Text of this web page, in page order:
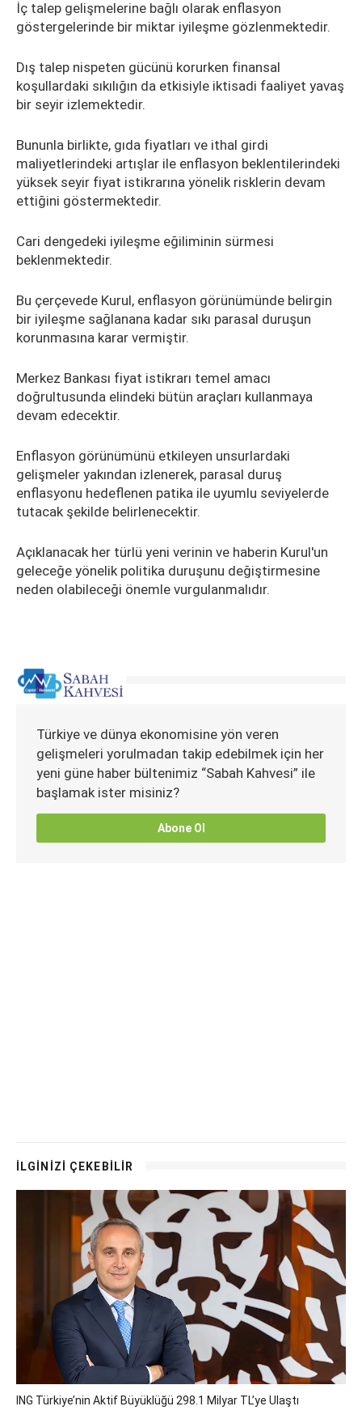
İç talep gelişmelerine bağlı olarak enflasyon
göstergelerinde bir miktar iyileşme gözlenmektedir.
Dış talep nispeten gücünü korurken finansal
koşullardaki sıkılığın da etkisiyle iktisadi faaliyet yavaş
bir seyir izlemektedir.
Bununla birlikte, gıda fiyatları ve ithal girdi
maliyetlerindeki artışlar ile enflasyon beklentilerindeki
yüksek seyir fiyat istikrarına yönelik risklerin devam
ettiğini göstermektedir.
Cari dengedeki iyileşme eğiliminin sürmesi
beklenmektedir.
Bu çerçevede Kurul, enflasyon görünümünde belirgin
bir iyileşme sağlanana kadar sıkı parasal duruşun
korunmasına karar vermiştir.
Merkez Bankası fiyat istikrarı temel amacı
doğrultusunda elindeki bütün araçları kullanmaya
devam edecektir.
Enflasyon görünümünü etkileyen unsurlardaki
gelişmeler yakından izlenerek, parasal duruş
enflasyonu hedeflenen patika ile uyumlu seviyelerde
tutacak şekilde belirlenecektir.
Açıklanacak her türlü yeni verinin ve haberin Kurul'un
geleceğe yönelik politika duruşunu değiştirmesine
neden olabileceği önemle vurgulanmalıdır.
Türkiye ve dünya ekonomisine yön veren
gelişmeleri yorulmadan takip edebilmek için her
yeni güne haber bültenimiz “Sabah Kahvesi” ile
başlamak ister misiniz?
Abone Ol
İLGİNİZİ ÇEKEBİLİR
ING Türkiye’nin Aktif Büyüklüğü 298.1 Milyar TL’ye Ulaştı